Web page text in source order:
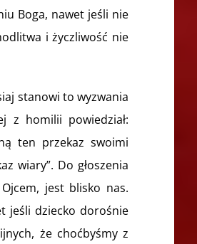
Boga, nawet jeśli nie
i życzliwość nie
stanowi to wyzwania
z homilii powiedział:
ten przekaz swoimi
wiary”. Do głoszenia
jest blisko nas.
jeśli dziecko dorośnie
że choćbyśmy z